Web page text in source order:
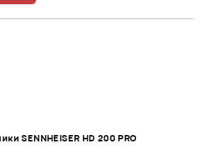
SENNHEISER HD 200 PRO